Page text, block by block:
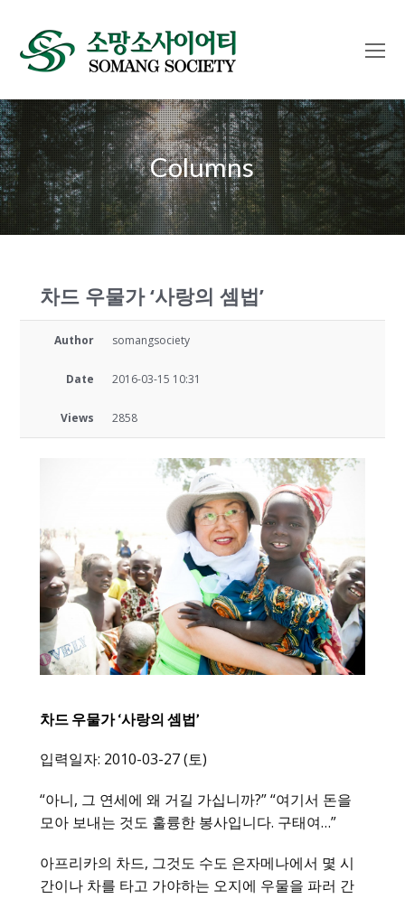
Columns
차드 우물가 ‘사랑의 셈법’
Author somangsociety
Date 2016-03-15 10:31
Views 2858
차드 우물가 ‘사랑의 셈법’
입력일자: 2010-03-27 (토)
“아니, 그 연세에 왜 거길 가십니까?” “여기서 돈을
모아 보내는 것도 훌륭한 봉사입니다. 구태여…”
아프리카의 차드, 그것도 수도 은자메나에서 몇 시
간이나 차를 타고 가야하는 오지에 우물을 파러 간